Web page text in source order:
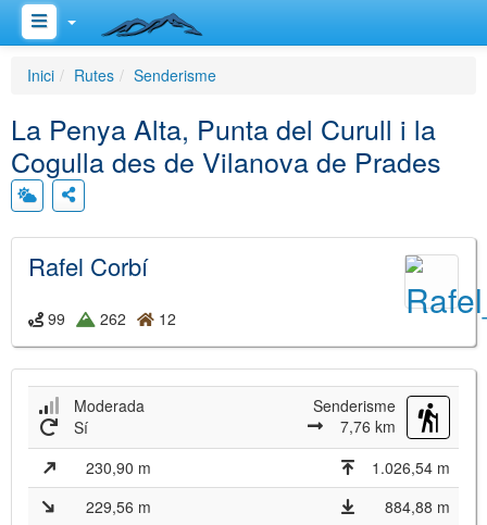
Inici Rutes Senderisme
La Penya Alta, Punta del Curull i la
Cogulla des de Vilanova de Prades
Rafel Corbí
99 262 12
Moderada
Senderisme
7,76 km
Sí
230,90 m
1.026,54 m
229,56 m
884,88 m